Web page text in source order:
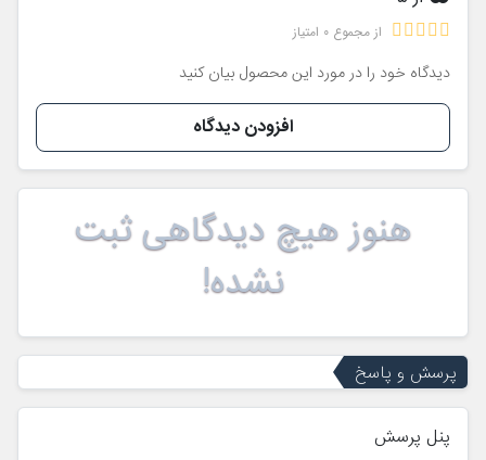
از مجموع 0 امتیاز
دیدگاه خود را در مورد این محصول بیان کنید
افزودن دیدگاه
هنوز هیچ دیدگاهی ثبت
نشده!
پرسش و پاسخ
پنل پرسش